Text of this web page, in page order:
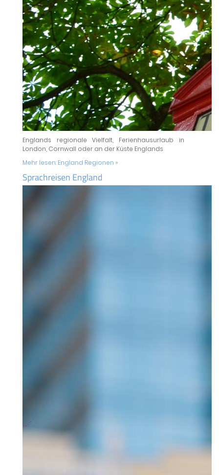
Englands regionale Vielfalt, Ferienhausurlaub in
London, Cornwall oder an der Küste Englands
Mehr lesen: England Regionen »
Sprachreisen England